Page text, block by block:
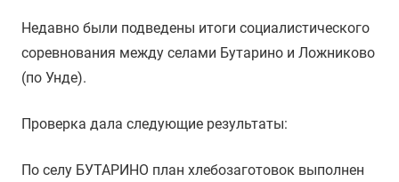
Недавно были подведены итоги социалистического
соревнования между селами Бутарино и Ложниково
(по Унде).
Проверка дала следующие результаты:
По селу БУТАРИНО план хлебозаготовок выполнен